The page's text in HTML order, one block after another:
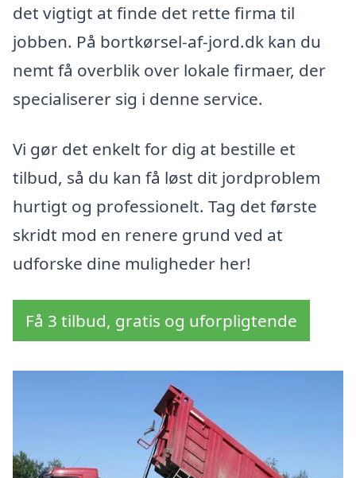
det vigtigt at finde det rette firma til
jobben. På bortkørsel-af-jord.dk kan du
nemt få overblik over lokale firmaer, der
specialiserer sig i denne service.
Vi gør det enkelt for dig at bestille et
tilbud, så du kan få løst dit jordproblem
hurtigt og professionelt. Tag det første
skridt mod en renere grund ved at
udforske dine muligheder her!
Få 3 tilbud, gratis og uforpligtende